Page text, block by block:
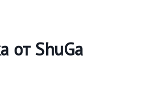
от ShuGa